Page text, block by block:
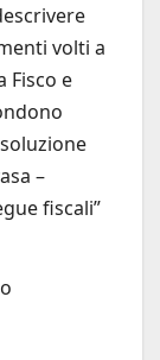
volti a
Fisco e
–
fiscali”